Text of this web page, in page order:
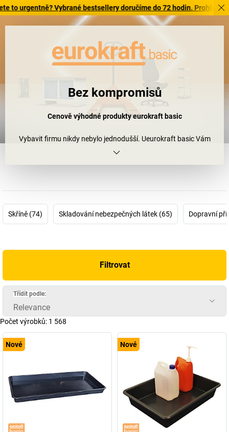
Vybrané bestsellery doručíme do 72 hodin. Prohlédněte si zde
Bez kompromisů
Cenově výhodné produkty eurokraft basic
Vybavit firmu nikdy nebylo jednodušší. Ueurokraft basic Vám
nabízíme standardní produkty, které přesvědčí jak svou kvalitou,
Get. Work. Done.
Skříně (74)
Skladování nebezpečných látek (65) Dopravní
Filtrovat
Třídit podle:
Relevance
Počet výrobků: 1 568
Nové Nové